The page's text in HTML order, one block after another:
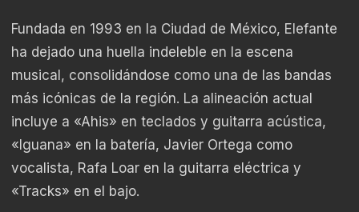
Fundada en 1993 en la Ciudad de México, Elefante
ha dejado una huella indeleble en la escena
musical, consolidándose como una de las bandas
más icónicas de la región. La alineación actual
incluye a «Ahis» en teclados y guitarra acústica,
«Iguana» en la batería, Javier Ortega como
vocalista, Rafa Loar en la guitarra eléctrica y
«Tracks» en el bajo.